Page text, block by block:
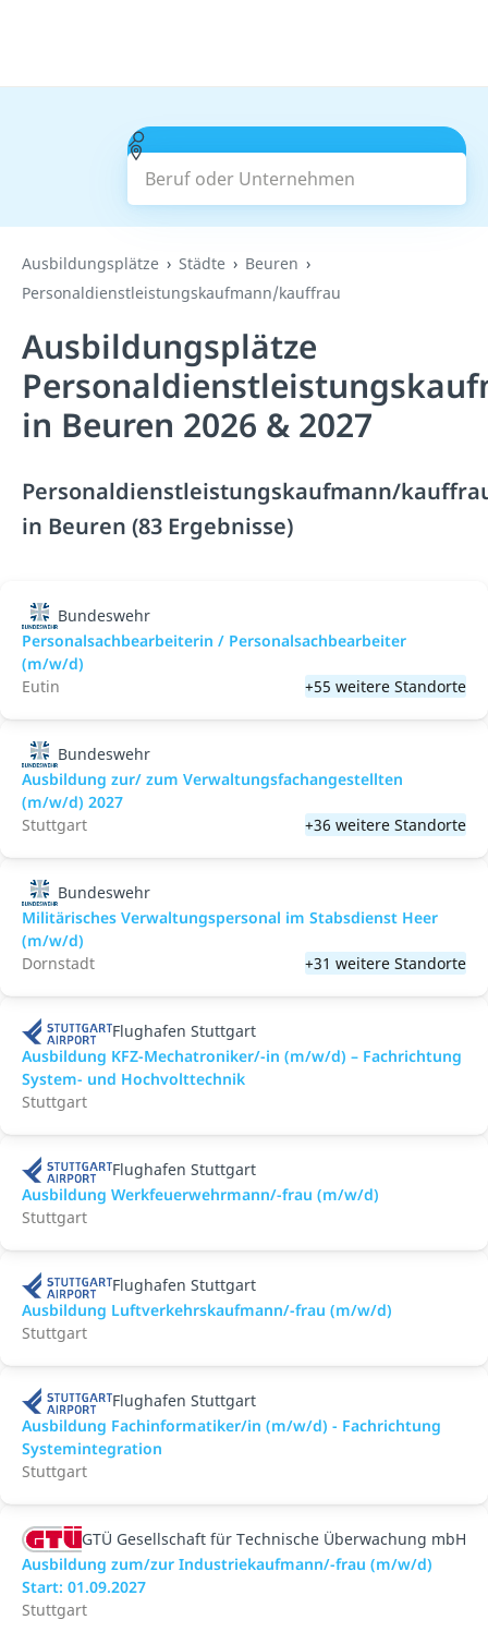
Beruf oder Unternehmen
Suchen
Ausbildungsplätze Städte
Beuren
Personaldienstleistungskaufmann/kauffrau
Ausbildungsplätze
in Beuren 2026 & 2027
Personaldienstleistungskaufmann/
in Beuren (83 Ergebnisse)
Bundeswehr
Personalsachbearbeiterin / Personalsachbearbeiter
(m/w/d)
Eutin
+55 weitere Standorte
Bundeswehr
Ausbildung zur/ zum Verwaltungsfachangestellten
(m/w/d) 2027
Stuttgart
+36 weitere Standorte
Bundeswehr
Militärisches Verwaltungspersonal im Stabsdienst Heer
(m/w/d)
Dornstadt
+31 weitere Standorte
Flughafen Stuttgart
Ausbildung KFZ-Mechatroniker/-in (m/w/d) – Fachrichtung
System- und Hochvolttechnik
Stuttgart
Flughafen Stuttgart
Ausbildung Werkfeuerwehrmann/-frau (m/w/d)
Stuttgart
Flughafen Stuttgart
Ausbildung Luftverkehrskaufmann/-frau (m/w/d)
Stuttgart
Flughafen Stuttgart
Ausbildung Fachinformatiker/in (m/w/d) - Fachrichtung
Systemintegration
Stuttgart
GTÜ Gesellschaft für Technische Überwachung mbH
Ausbildung zum/zur Industriekaufmann/-frau (m/w/d)
Start: 01.09.2027
Stuttgart